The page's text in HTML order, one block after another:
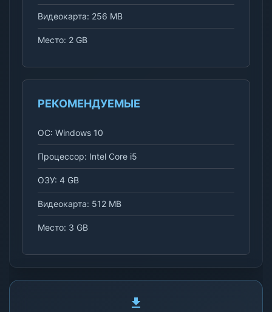
Видеокарта: 256 MB
Место: 2 GB
РЕКОМЕНДУЕМЫЕ
ОС: Windows 10
Процессор: Intel Core i5
ОЗУ: 4 GB
Видеокарта: 512 MB
Место: 3 GB